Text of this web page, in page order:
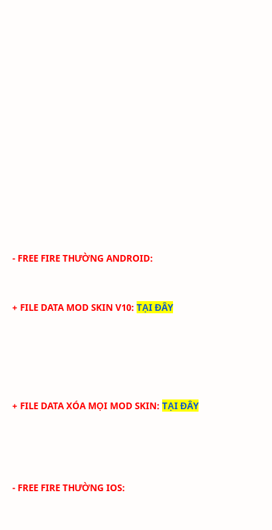
- FREE FIRE THƯỜNG ANDROID:
+ FILE DATA MOD SKIN V10: TẠI ĐÂY
+ FILE DATA XÓA MỌI MOD SKIN: TẠI ĐÂY
- FREE FIRE THƯỜNG IOS: